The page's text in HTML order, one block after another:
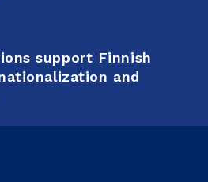
support Finnish
and